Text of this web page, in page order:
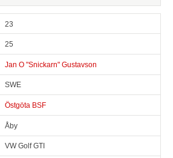
23
25
Jan O "Snickarn" Gustavson
SWE
Östgöta BSF
Åby
VW Golf GTI